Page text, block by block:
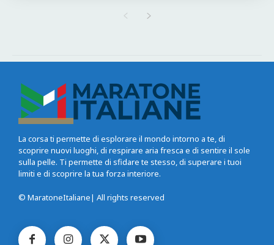
La corsa ti permette di esplorare il mondo intorno a te, di
scoprire nuovi luoghi, di respirare aria fresca e di sentire il sole
sulla pelle. Ti permette di sfidare te stesso, di superare i tuoi
limiti e di scoprire la tua forza interiore.
© MaratoneItaliane| All rights reserved